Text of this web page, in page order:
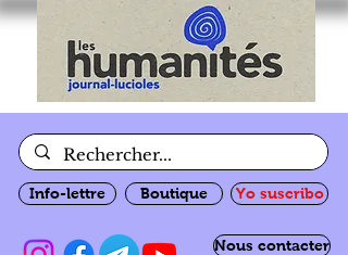
Info-lettre Boutique Yo suscribo
Nous contacter